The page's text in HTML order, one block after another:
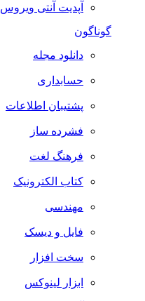
آپدیت آنتی ویروس
گوناگون
دانلود مجله
حسابداری
پشتیبان اطلاعات
فشرده ساز
فرهنگ لغت
کتاب الکترونیک
مهندسی
فایل و دیسک
سخت افزار
ابزار لینوکس